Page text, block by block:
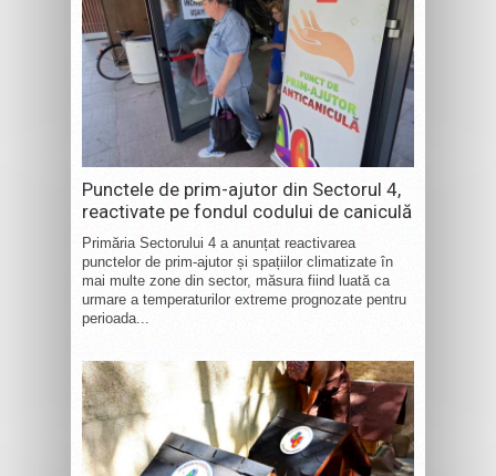
Punctele de prim-ajutor din Sectorul 4,
reactivate pe fondul codului de caniculă
Primăria Sectorului 4 a anunțat reactivarea
punctelor de prim-ajutor și spațiilor climatizate în
mai multe zone din sector, măsura fiind luată ca
urmare a temperaturilor extreme prognozate pentru
perioada...